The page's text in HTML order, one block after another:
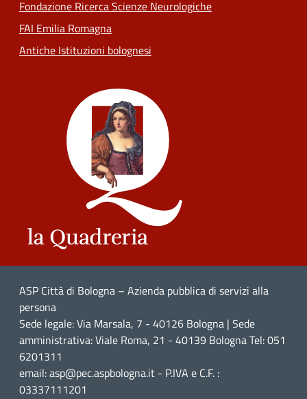
Fondazione Ricerca Scienze Neurologiche
FAI Emilia Romagna
Antiche Istituzioni bolognesi
ASP Città di Bologna – Azienda pubblica di servizi alla
persona
Sede legale: Via Marsala, 7 - 40126 Bologna | Sede
amministrativa: Viale Roma, 21 - 40139 Bologna Tel: 051
6201311
email: asp@pec.aspbologna.it - P.IVA e C.F. :
03337111201